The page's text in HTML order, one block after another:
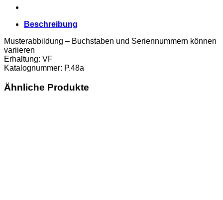
Beschreibung
Musterabbildung – Buchstaben und Seriennummern können
variieren
Erhaltung: VF
Katalognummer: P.48a
Ähnliche Produkte